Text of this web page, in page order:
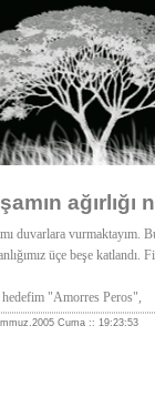
ağırlığı
duvarlara vurmaktayım.
üçe beşe katlandı.
"Amorres Peros",
Cuma :: 19:23:53